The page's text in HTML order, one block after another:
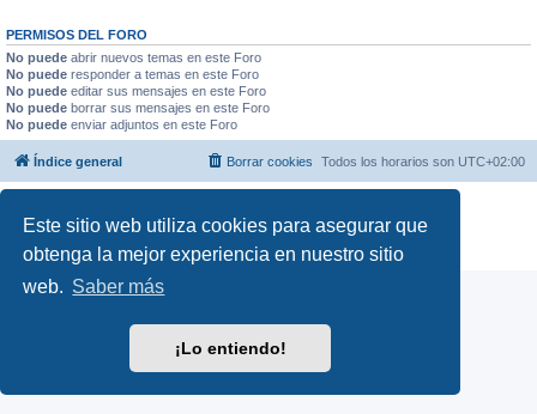
Este sitio web utiliza cookies para asegurar que
obtenga la mejor experiencia en nuestro sitio
web. Saber más
¡Lo entiendo!
PERMISOS DEL FORO
No puede abrir nuevos temas en este Foro
No puede responder a temas en este Foro
No puede editar sus mensajes en este Foro
No puede borrar sus mensajes en este Foro
No puede enviar adjuntos en este Foro
Índice general Todos los horarios son UTC+02:00
Borrar cookies
Traducción al español porphpBB España
Privacidad